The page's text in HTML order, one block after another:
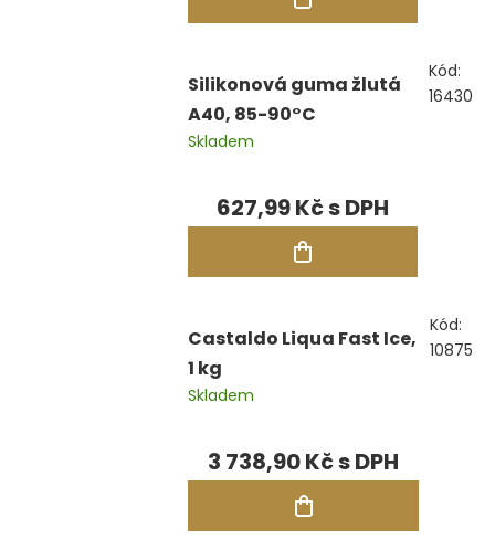
Silikonová guma žlutá
A40, 85-90°C
Skladem
627,99 Kč
Kód:
16430
Castaldo Liqua Fast Ice,
1 kg
Skladem
3 738,90 Kč
Kód:
10875